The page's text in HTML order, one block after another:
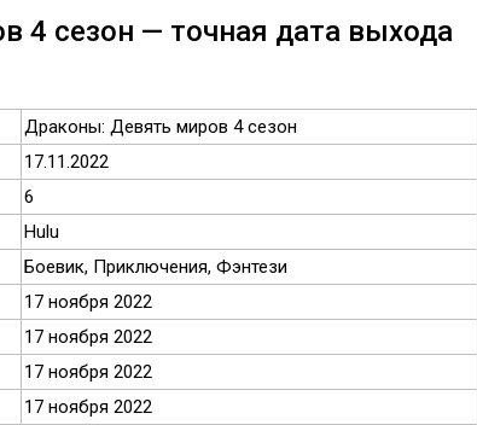
4 сезон — точная дата выхода
Драконы: Девять миров 4 сезон
17.11.2022
6
Hulu
Боевик, Приключения, Фэнтези
17 ноября 2022
17 ноября 2022
17 ноября 2022
17 ноября 2022